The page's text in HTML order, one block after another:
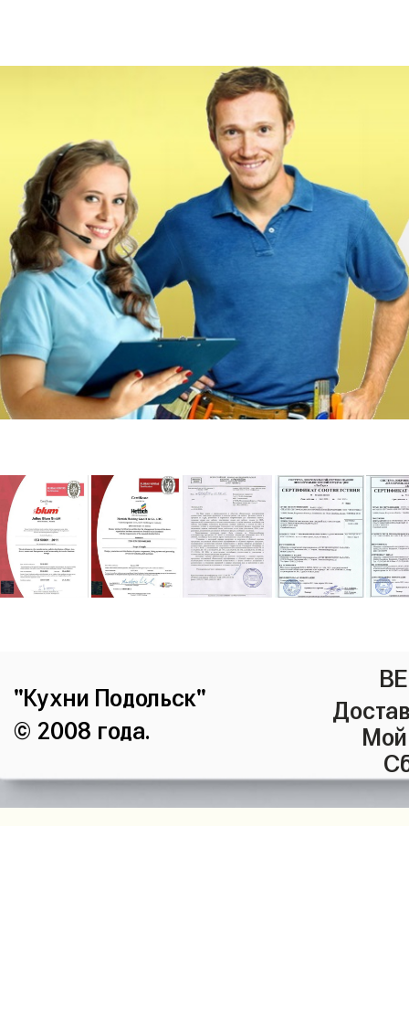
"Кухни Подольск"
© 2008 года.